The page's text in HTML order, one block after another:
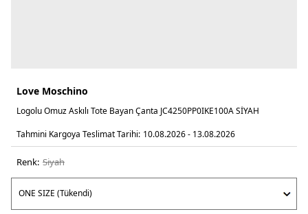
Love Moschino
Logolu Omuz Askılı Tote Bayan Çanta JC4250PP0IKE100A SİYAH
Tahmini Kargoya Teslimat Tarihi: 10.08.2026 - 13.08.2026
Renk: si̇yah